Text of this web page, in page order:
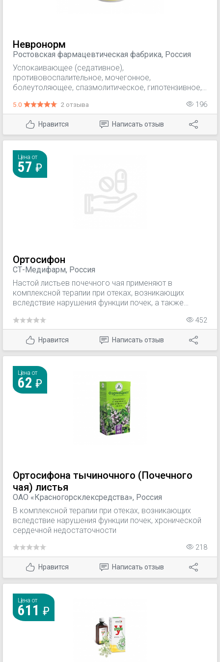
Невронорм
Ростовская фармацевтическая фабрика, Россия
Успокаивающее (седативное),
противовоспалительное, мочегонное,
болеутоляющее, спазмолитическое, гипотензивное,
антигерпетическое (антигипоксантное), инотропное,
кардиотоническое, уменьшает возбудимость ЦНС,
улучшает кровообращение мозга и сердца,
гипохолестеринемическое, замедляет ритм сердца,
расслабляет спазм гладких мышц,
антиаритмическое, болеутоляющее, глистогонное.
5.0 2 отзыва 196
Нравится Написать отзыв
Цена от
57
Ортосифон
СТ-Медифарм, Россия
Настой листьев почечного чая применяют в
комплексной терапии при отеках, возникающих
вследствие нарушения функции почек, а также
452
Нравится Написать отзыв
Цена от
62
Ортосифона тычиночного (Почечного
чая) листья
ОАО «Красногорсклексредства», Россия
В комплексной терапии при отеках, возникающих
вследствие нарушения функции почек, хронической
сердечной недостаточности
218
Нравится Написать отзыв
Цена от
611